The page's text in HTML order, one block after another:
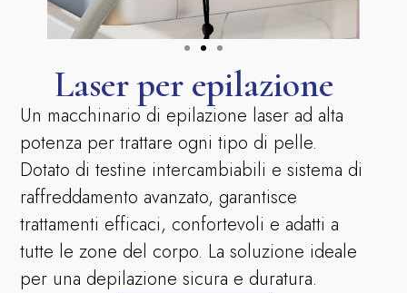
Laser per epilazione
Un macchinario di epilazione laser ad alta
potenza per trattare ogni tipo di pelle.
Dotato di testine intercambiabili e sistema di
raffreddamento avanzato, garantisce
trattamenti efficaci, confortevoli e adatti a
tutte le zone del corpo. La soluzione ideale
per una depilazione sicura e duratura.